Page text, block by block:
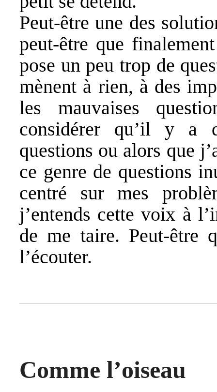
Peut-être une des
peut-être que
pose un peu trop de
mènent à rien, à des
les mauvaises
considérer qu’il y a
questions ou alors que
ce genre de questions
centré sur mes
j’entends cette voix à
de me taire. Peut-être
l’écouter.
Comme l’oiseau